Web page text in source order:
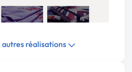
autres réalisations